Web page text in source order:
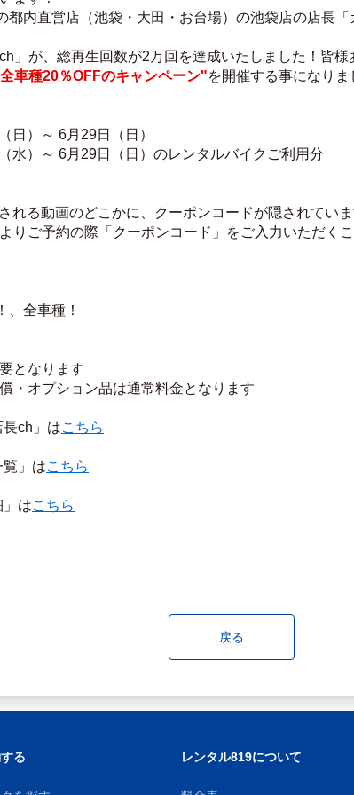
内直営店（池袋・大田・お台場）の池袋店の店長「
」が、総再生回数が2万回を達成いたしました！皆様
車種20％OFFのキャンペーン"を開催する事になりま
日）～ 6月29日（日）
水）～ 6月29日（日）のレンタルバイクご利用分
れる動画のどこかに、クーポンコードが隠されてい
りご予約の際「クーポンコード」をご入力いただく
、全車種！
となります
・オプション品は通常料金となります
ch」はこちら
」はこちら
はこちら
戻る
る レンタル819について